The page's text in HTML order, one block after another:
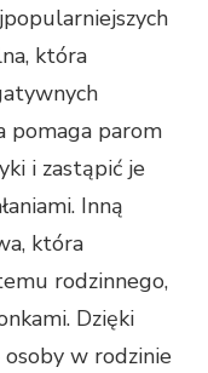
która
pomaga parom
i zastąpić je
Inną
która
rodzinnego,
Dzięki
w rodzinie